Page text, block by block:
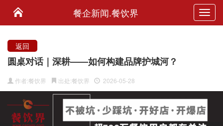
餐企新闻.餐饮界
返回
圆桌对话｜深耕——如何构建品牌护城河？
作者:餐饮界 出处:餐饮界 2026-05-28